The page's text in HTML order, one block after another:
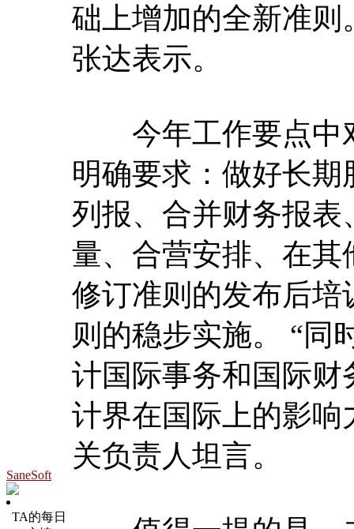
SaneSoft
TA的每日
础上增加的全新准则
张达表示。
今年工作要点中
明确要求：做好长
列报、合并财务报
量、合营安排、在
修订准则的发布后
则的稳步实施。 “同
计国际事务和国际
计界在国际上的影响
关负责人坦言。